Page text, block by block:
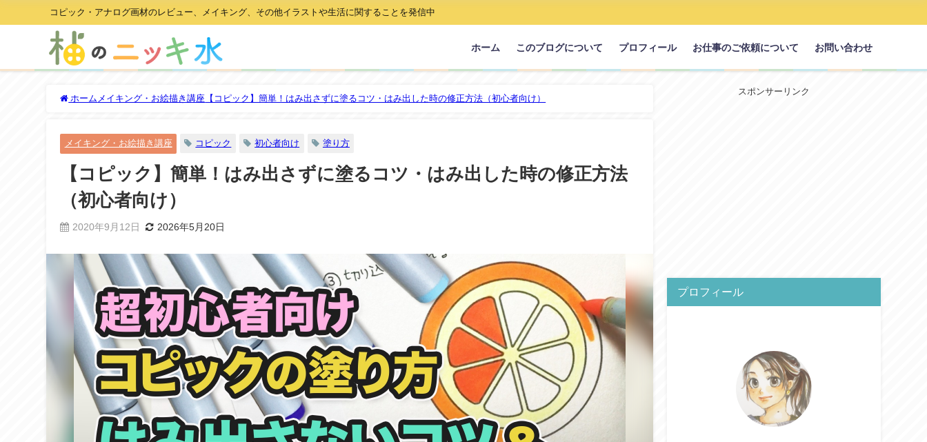
コピック・アナログ画材のレビュー、メイキング、その他イラストや生活に関することを発信中
ホーム このブログについて プロフィール お仕事のご依頼について お問い合わせ
ホーム メイキング・お絵描き講座 【コピック】簡単！はみ出さずに塗るコツ・はみ出した時の修正方法（初心者向け）
メイキング・お絵描き講座 コピック 初心者向け 塗り方
【コピック】簡単！はみ出さずに塗るコツ・はみ出した時の修正方法
（初心者向け）
2020年9月12日 2026年5月20日
スポンサーリンク
プロフィール